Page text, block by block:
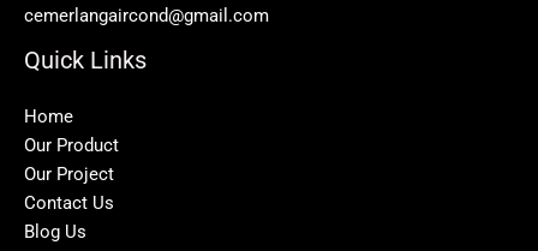
cemerlangaircond@gmail.com
Quick Links
Home
Our Product
Our Project
Contact Us
Blog Us